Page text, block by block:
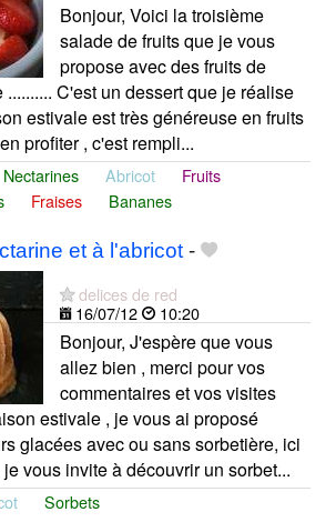
Bonjour, Voici la troisième
salade de fruits que je vous
propose avec des fruits de
C'est un dessert que je réalise
estivale est très généreuse en fruits
profiter , c'est rempli...
Nectarines Abricot
Fruits
Fraises Bananes
et à l'abricot-
delices de red
16/07/12
10:20
Bonjour, J'espère que vous
allez bien , merci pour vos
commentaires et vos visites
estivale , je vous ai proposé
glacées avec ou sans sorbetière, ici
vous invite à découvrir un sorbet...
Sorbets